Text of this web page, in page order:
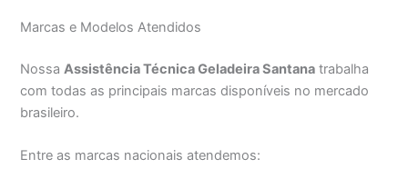
Marcas e Modelos Atendidos
NossaAssistência Técnica Geladeira Santana trabalha
com todas as principais marcas disponíveis no mercado
brasileiro.
Entre as marcas nacionais atendemos: